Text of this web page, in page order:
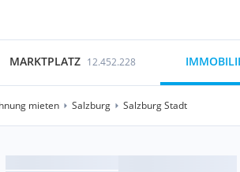
MARKTPLATZ 12.452.228
mieten Salzburg Salzburg Stadt